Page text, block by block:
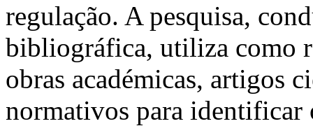
regulação. A pesquisa,
bibliográfica, utiliza como
obras académicas, artigos
normativos para identificar